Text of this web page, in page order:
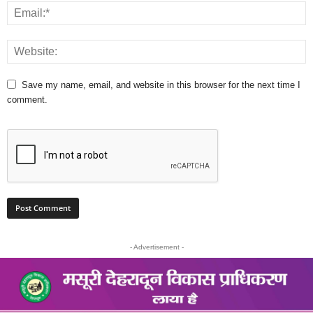
Save my name, email, and website in this browser for the next time I
comment.
- Advertisement -